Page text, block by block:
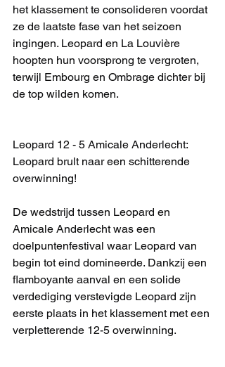
het klassement te consolideren voordat
ze de laatste fase van het seizoen
ingingen. Leopard en La Louvière
hoopten hun voorsprong te vergroten,
terwijl Embourg en Ombrage dichter bij
de top wilden komen.
Leopard 12 - 5 Amicale Anderlecht:
Leopard brult naar een schitterende
overwinning!
De wedstrijd tussen Leopard en
Amicale Anderlecht was een
doelpuntenfestival waar Leopard van
begin tot eind domineerde. Dankzij een
flamboyante aanval en een solide
verdediging verstevigde Leopard zijn
eerste plaats in het klassement met een
verpletterende 12-5 overwinning.